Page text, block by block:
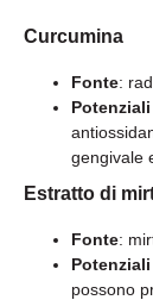
Curcumina
Fonte:
gengivale
Estratto di
Fonte:
possono